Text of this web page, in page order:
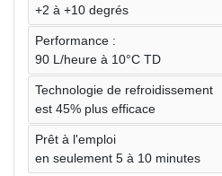
+2 à +10 degrés
Performance :
90 L/heure à 10°C TD
Technologie de refroidissement
est 45% plus efficace
Prêt à l'emploi
en seulement 5 à 10 minutes